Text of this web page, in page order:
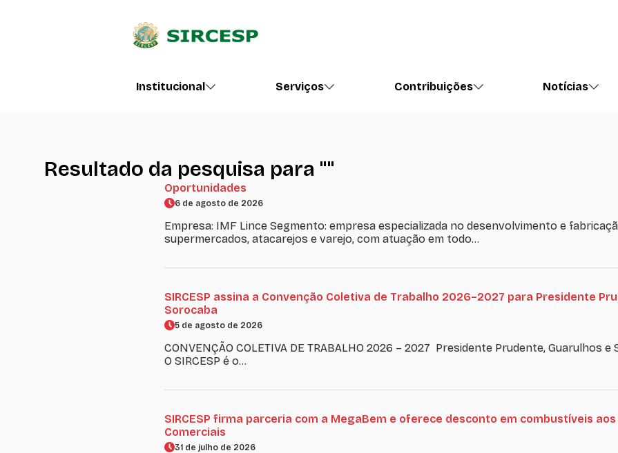
Institucional Serviços Contribuições Notícias
Resultado da pesquisa para ""
Oportunidades
6 de agosto de 2026
Empresa: IMF Lince Segmento: empresa especializada no desenvolvimento e
supermercados, atacarejos e varejo, com atuação em todo…
SIRCESP assina a Convenção Coletiva de Trabalho 2026–2027 para Presidente
Sorocaba
5 de agosto de 2026
CONVENÇÃO COLETIVA DE TRABALHO 2026 – 2027 Presidente Prudente, Guarulhos
O SIRCESP é o…
SIRCESP firma parceria com a MegaBem e oferece desconto em combustíveis
Comerciais
31 de julho de 2026